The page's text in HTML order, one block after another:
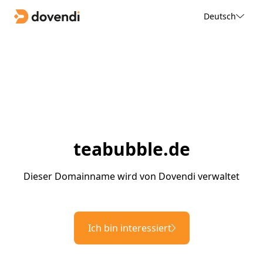
Deutsch
teabubble.de
Dieser Domainname wird von Dovendi verwaltet
Ich bin interessiert